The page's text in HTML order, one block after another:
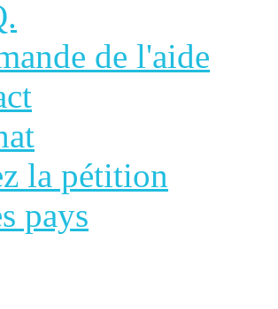
de l'aide
la pétition
pays